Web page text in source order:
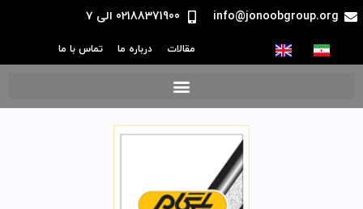
info@jonoobgroup.org 02188371900 الی ۷
مقالات درباره ما تماس با ما